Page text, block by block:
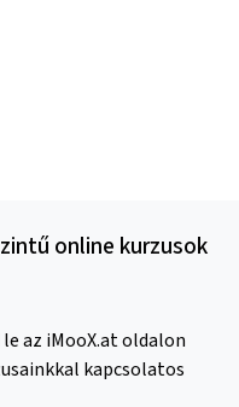
online kurzusok
az iMooX.at oldalon
kapcsolatos